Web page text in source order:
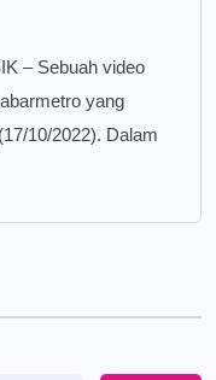
– Sebuah video
yang
10/2022). Dalam